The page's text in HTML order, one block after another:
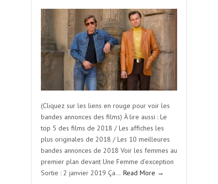
(Cliquez sur les liens en rouge pour voir les
bandes annonces des films) À lire aussi : Le
top 5 des films de 2018 / Les affiches les
plus originales de 2018 / Les 10 meilleures
bandes annonces de 2018 Voir les femmes au
premier plan devant Une Femme d’exception
Sortie : 2 janvier 2019 Ça… Read More →